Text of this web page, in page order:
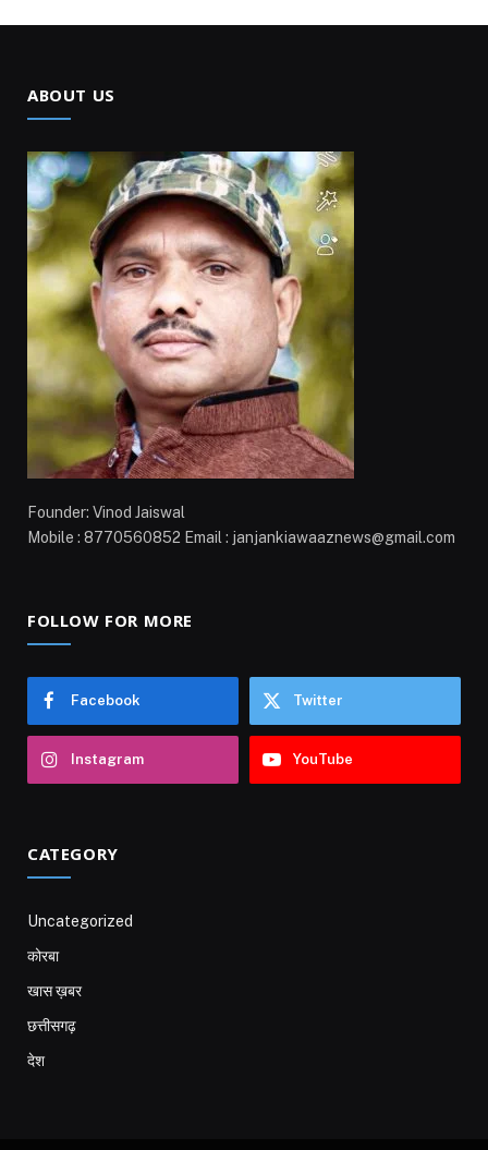
ABOUT US
Founder: Vinod Jaiswal
Mobile : 8770560852 Email : janjankiawaaznews@gmail.com
FOLLOW FOR MORE
Facebook Twitter
Instagram YouTube
CATEGORY
Uncategorized
कोरबा
खास ख़बर
छत्तीसगढ़
देश